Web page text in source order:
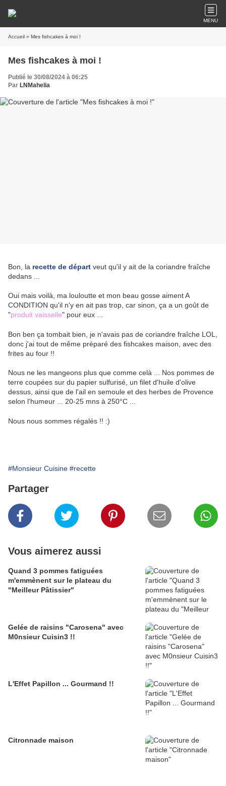
MENU
Accueil » Mes fishcakes à moi !
Mes fishcakes à moi !
Publié le 30/08/2024 à 06:25
Par LNMahelia
Bon, la recette de départ veut qu'il y ait de la coriandre fraîche
dedans ...
Oui mais voilà, ma louloutte et mon beau gosse aiment A
CONDITION qu'il n'y en ait pas trop, car sinon, ça a un goût de
"produit vaisselle" pour eux ...
Bon ben ça tombait bien, je n'avais pas de coriandre fraîche LOL,
donc j'ai tout de même préparé des fishcakes maison, avec des
frites au four !!
Nous ne les mangeons plus que comme celà ... Nos pommes de
terre coupées sur du papier sulfurisé, un filet d'huile d'olive
dessus, ainsi que de l'ail en semoule et des herbes de Provence
selon l'humeur ... 20-25 mns à 250°C ...
Nous nous sommes régalés !! :)
#Monsieur Cuisine #recette
Partager
Vous aimerez aussi
Quand 3 pommes fatiguées
m'emmènent sur le plateau du
"Meilleur Pâtissier"
Gelée de raisins "Carosena" avec
M0nsieur Cuisin3 !!
L'Effet Papillon ... Gourmand !!
Citronnade maison